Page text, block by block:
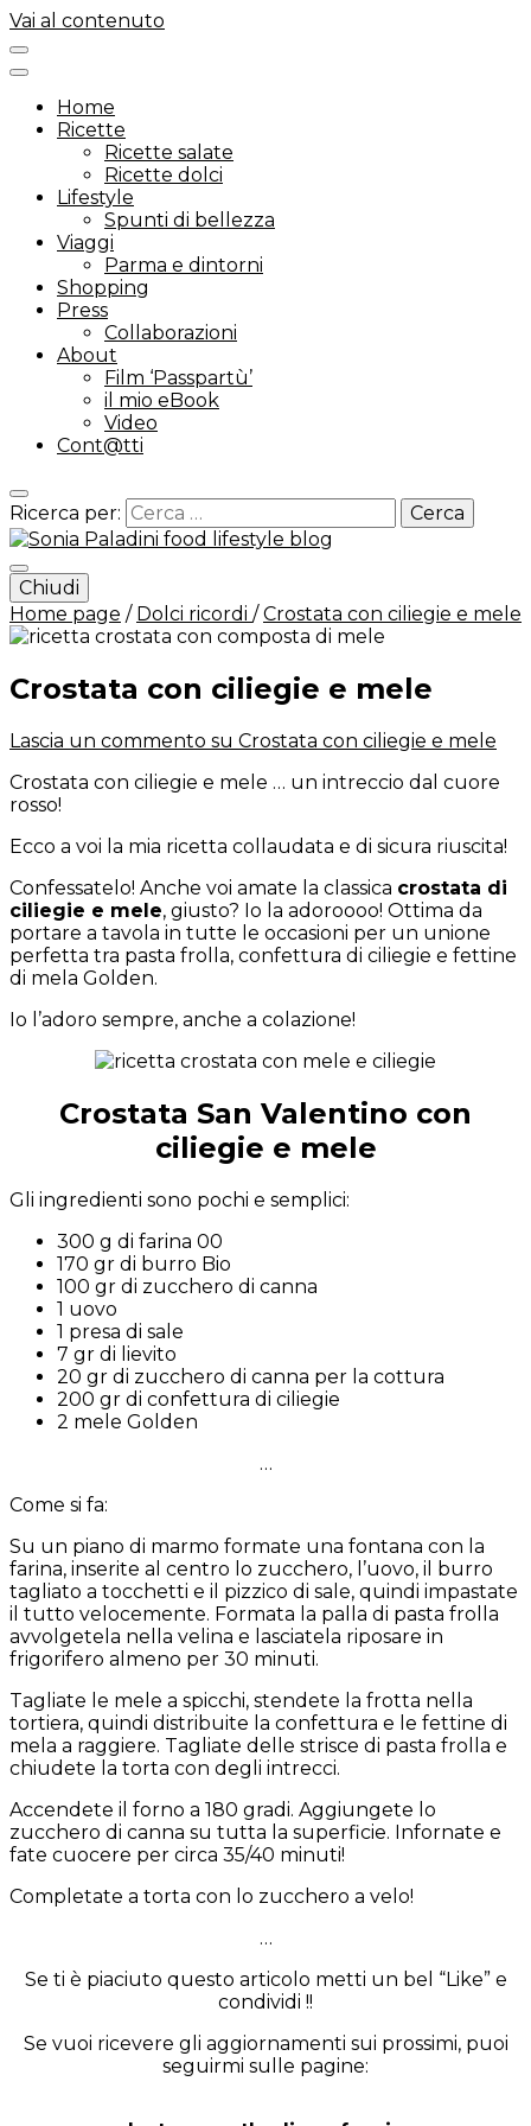
Vai al contenuto
Home
Ricette
Ricette salate
Ricette dolci
Lifestyle
Spunti di bellezza
Viaggi
Parma e dintorni
Shopping
Press
Collaborazioni
About
Film ‘Passpartù’
il mio eBook
Video
Cont@tti
Ricerca per:
Sonia Paladini – food and
lifestyle blog – Italy
Chiudi
Home page / Dolci ricordi / Crostata con ciliegie e mele
Crostata con ciliegie e mele
Lascia un commento su Crostata con ciliegie e mele
Crostata con ciliegie e mele … un intreccio dal cuore
rosso!
Ecco a voi la mia ricetta collaudata e di sicura riuscita!
Confessatelo! Anche voi amate la classica crostata di
ciliegie e mele, giusto? Io la adoroooo! Ottima da
portare a tavola in tutte le occasioni per un unione
perfetta tra pasta frolla, confettura di ciliegie e fettine
di mela Golden.
Io l’adoro sempre, anche a colazione!
Crostata San Valentino con
ciliegie e mele
Gli ingredienti sono pochi e semplici:
300 g di farina 00
170 gr di burro Bio
100 gr di zucchero di canna
1 uovo
1 presa di sale
7 gr di lievito
20 gr di zucchero di canna per la cottura
200 gr di confettura di ciliegie
2 mele Golden
…
Come si fa:
Su un piano di marmo formate una fontana con la
farina, inserite al centro lo zucchero, l’uovo, il burro
tagliato a tocchetti e il pizzico di sale, quindi impastate
il tutto velocemente. Formata la palla di pasta frolla
avvolgetela nella velina e lasciatela riposare in
frigorifero almeno per 30 minuti.
Tagliate le mele a spicchi, stendete la frotta nella
tortiera, quindi distribuite la confettura e le fettine di
mela a raggiere. Tagliate delle strisce di pasta frolla e
chiudete la torta con degli intrecci.
Accendete il forno a 180 gradi. Aggiungete lo
zucchero di canna su tutta la superficie. Infornate e
fate cuocere per circa 35/40 minuti!
Completate a torta con lo zucchero a velo!
…
Se ti è piaciuto questo articolo metti un bel “Like” e
condividi !!
Se vuoi ricevere gli aggiornamenti sui prossimi, puoi
seguirmi sulle pagine: